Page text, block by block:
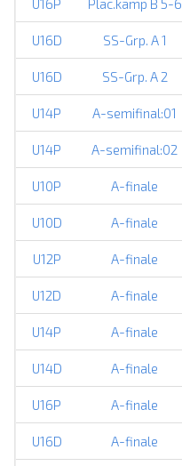
U16P Plac.kamp B 5-6
U16D SS-Grp. A 1
U16D SS-Grp. A 2
U14P A-semifinal:01
U14P A-semifinal:02
U10P A-finale
U10D A-finale
U12P A-finale
U12D A-finale
U14P A-finale
U14D A-finale
U16P A-finale
U16D A-finale